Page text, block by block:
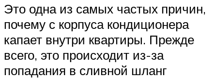
Это одна из самых частых причин,
почему с корпуса кондиционера
капает внутри квартиры. Прежде
всего, это происходит из-за
попадания в сливной шланг